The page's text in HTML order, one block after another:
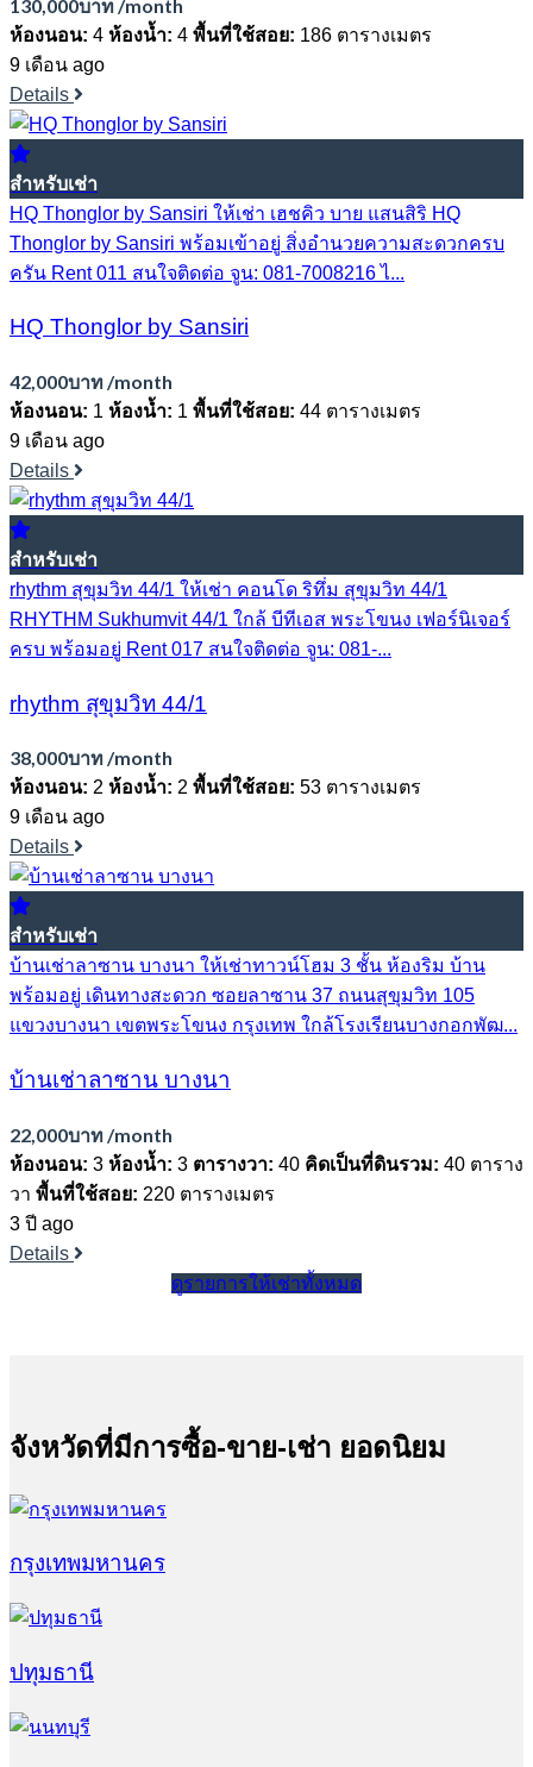
130,000บาท /month
ห้องนอน: 4 ห้องน้ำ: 4 พื้นที่ใช้สอย: 186 ตารางเมตร
9 เดือน ago
Details
สำหรับเช่า
HQ Thonglor by Sansiri ให้เช่า เฮชคิว บาย แสนสิริ HQ
Thonglor by Sansiri พร้อมเข้าอยู่ สิ่งอำนวยความสะดวกครบ
ครัน Rent 011 สนใจติดต่อ จูน: 081-7008216 ไ...
HQ Thonglor by Sansiri
42,000บาท /month
ห้องนอน: 1 ห้องน้ำ: 1 พื้นที่ใช้สอย: 44 ตารางเมตร
9 เดือน ago
Details
สำหรับเช่า
rhythm สุขุมวิท 44/1 ให้เช่า คอนโด ริทึ่ม สุขุมวิท 44/1
RHYTHM Sukhumvit 44/1 ใกล้ บีทีเอส พระโขนง เฟอร์นิเจอร์
ครบ พร้อมอยู่ Rent 017 สนใจติดต่อ จูน: 081-...
rhythm สุขุมวิท 44/1
38,000บาท /month
ห้องนอน: 2 ห้องน้ำ: 2 พื้นที่ใช้สอย: 53 ตารางเมตร
9 เดือน ago
Details
สำหรับเช่า
บ้านเช่าลาซาน บางนา ให้เช่าทาวน์โฮม 3 ชั้น ห้องริม บ้าน
พร้อมอยู่ เดินทางสะดวก ซอยลาซาน 37 ถนนสุขุมวิท 105
แขวงบางนา เขตพระโขนง กรุงเทพ ใกล้โรงเรียนบางกอกพัฒ...
บ้านเช่าลาซาน บางนา
22,000บาท /month
ห้องนอน: 3 ห้องน้ำ: 3 ตารางวา: 40 คิดเป็นที่ดินรวม: 40 ตาราง
วา พื้นที่ใช้สอย: 220 ตารางเมตร
3 ปี ago
Details
ดูรายการให้เช่าทั้งหมด
จังหวัดที่มีการซื้อ-ขาย-เช่า ยอดนิยม
กรุงเทพมหานคร
ปทุมธานี